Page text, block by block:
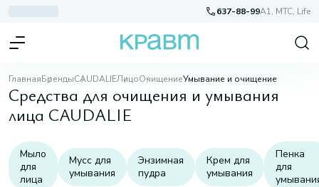
637-88-99A1, МТС, Life
ГлавнаяБрендыCAUDALIEЛицоОчищениеУмывание и очищение
Средства для очищения и умывания
лица CAUDALIE
Мыло
для
лица
Мусс для
умывания
Энзимная
пудра
Крем для
умывания
Пенка
для